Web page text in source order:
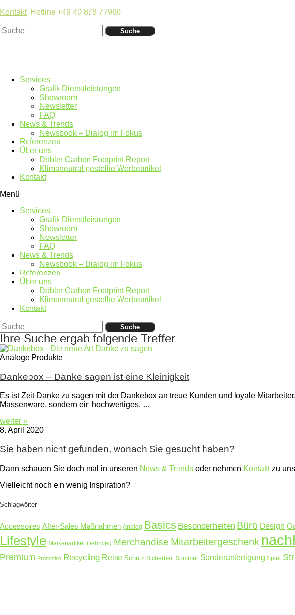
KontaktHotline +49 40 878 77960
Suche
Services
Grafik Dienstleistungen
Showroom
Newsletter
FAQ
News & Trends
Newsbook – Dialog im Fokus
Referenzen
Über uns
Döbler Carbon Footprint Report
Klimaneutral gestellte Werbeartikel
Kontakt
Menü
Services
Grafik Dienstleistungen
Showroom
Newsletter
FAQ
News & Trends
Newsbook – Dialog im Fokus
Referenzen
Über uns
Döbler Carbon Footprint Report
Klimaneutral gestellte Werbeartikel
Kontakt
Suche
Ihre Suche ergab folgende Treffer
Analoge Produkte
Dankebox – Danke sagen ist eine Kleinigkeit
Es ist Zeit Danke zu sagen mit der Dankebox an treue Kunden und loyale
Massenware, sondern ein hochwertiges, …
weiter »
8. April 2020
Sie haben nicht gefunden, wonach Sie gesucht haben?
Dann schauen Sie doch mal in unseren News & Trends oder nehmen Kontaktzu uns
Vielleicht noch ein wenig Inspiration?
Schlagwörter
Accessoires After-Sales Maßnahmen Analog Basics Besonderheiten Büro Design
Lifestyle Markenartikel mehrweg Merchandise Mitarbeitergeschenk
Premium Promotion Recycling Reise Schutz Sicherheit Sommer Sonderanfertigung Spiel